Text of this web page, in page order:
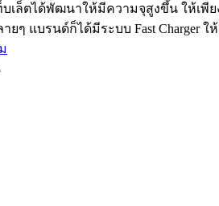
ล็ตได้พัฒนาให้มีความจุสูงขึ้น ให้เพีย
ๆ แบรนด์ก็ได้มีระบบ Fast Charger ใ